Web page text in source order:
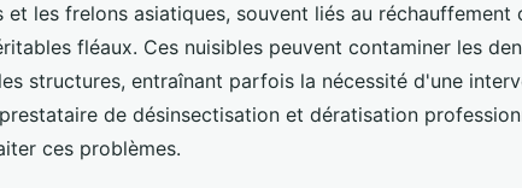
et les frelons asiatiques, souvent liés au réchauffement
fléaux. Ces nuisibles peuvent contaminer les
structures, entraînant parfois la nécessité d'une
de désinsectisation et dératisation
ces problèmes.